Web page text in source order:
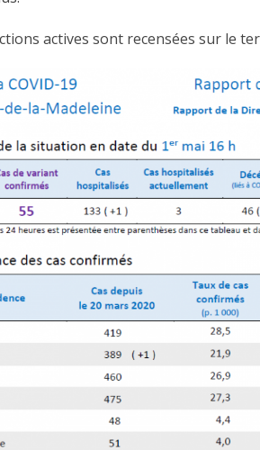
actives sont recensées sur le